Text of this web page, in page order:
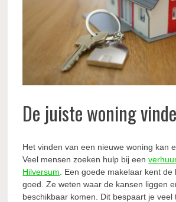
De juiste woning
Het vinden van een nieuwe woning kan
Veel mensen zoeken hulp bij een
Hilversum . Een goede makelaar kent
goed. Ze weten waar de kansen liggen
beschikbaar komen. Dit bespaart je veel